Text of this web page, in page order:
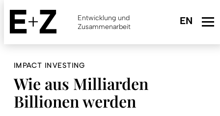
Skip
main
content
Entwicklung und
Zusammenarbeit
IMPACT INVESTING
Wie aus Milliarden
Billionen werden